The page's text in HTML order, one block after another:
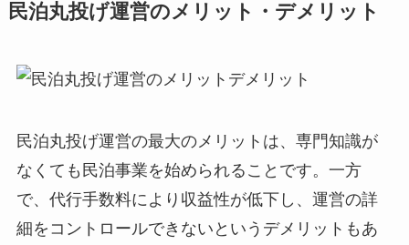
民泊丸投げ運営のメリット・デメリット
民泊丸投げ運営の最大のメリットは、専門知識が
なくても民泊事業を始められることです。一方
で、代行手数料により収益性が低下し、運営の詳
細をコントロールできないというデメリットもあ